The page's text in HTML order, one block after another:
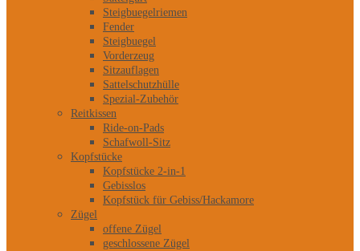
Steigbuegelriemen
Fender
Steigbuegel
Vorderzeug
Sitzauflagen
Sattelschutzhülle
Spezial-Zubehör
Reitkissen
Ride-on-Pads
Schafwoll-Sitz
Kopfstücke
Kopfstücke 2-in-1
Gebisslos
Kopfstück für Gebiss/Hackamore
Zügel
offene Zügel
geschlossene Zügel